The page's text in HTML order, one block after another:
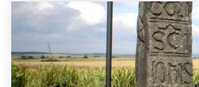
Granica św. Jana -